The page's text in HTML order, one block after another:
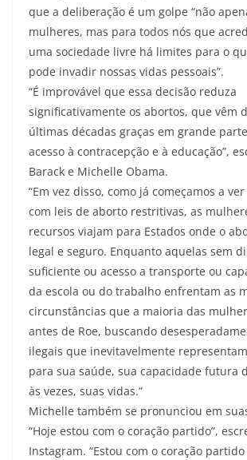
que a deliberação é um golpe “não
mulheres, mas para todos nós que
uma sociedade livre há limites para o
pode invadir nossas vidas pessoais”.
“É improvável que essa decisão reduza
significativamente os abortos, que vêm
últimas décadas graças em grande
acesso à contracepção e à educação”,
Barack e Michelle Obama.
“Em vez disso, como já começamos a
com leis de aborto restritivas, as
recursos viajam para Estados onde o
legal e seguro. Enquanto aquelas sem
suficiente ou acesso a transporte ou
da escola ou do trabalho enfrentam as
circunstâncias que a maioria das
antes de Roe, buscando
ilegais que inevitavelmente
para sua saúde, sua capacidade futura
às vezes, suas vidas.”
Michelle também se pronunciou em
“Hoje estou com o coração partido”,
Instagram. “Estou com o coração